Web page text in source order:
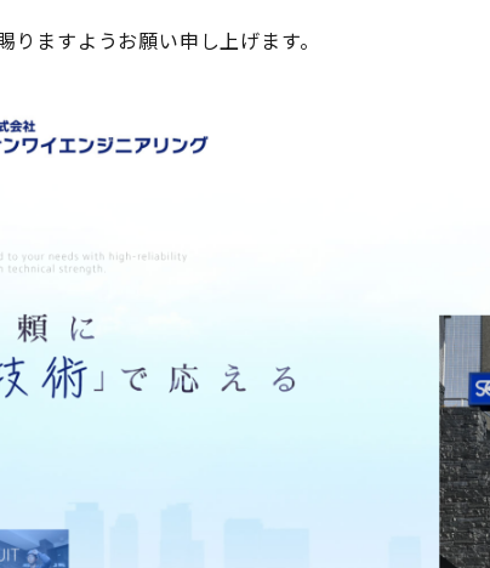
りますようお願い申し上げます。